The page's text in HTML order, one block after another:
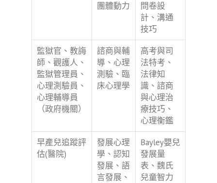
團體動力
問卷設
計、溝通
技巧
監獄官、教誨
師、觀護人、
監獄管理員、
心理測驗員、
心理輔導員
（政府機關）
諮商與輔
導、心理
測驗、臨
床心理學
高考與司
法特考、
法律知
識、諮商
與心理治
療技巧、
心理衡鑑
早產兒追蹤評
估(醫院)
發展心理
學、認知
發展、語
言發展、
Bayley嬰兒
發展量
表、魏氏
兒童智力